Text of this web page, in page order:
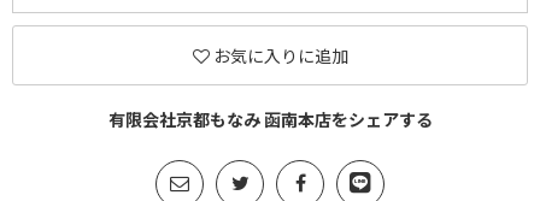
お気に入りに追加
有限会社京都もなみ 函南本店をシェアする